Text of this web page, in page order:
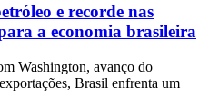
e recorde nas
a economia brasileira
Washington, avanço do
Brasil enfrenta um